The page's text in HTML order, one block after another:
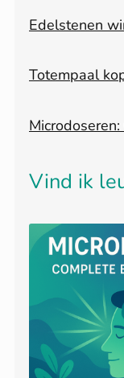
Edelstenen
Totempaal
Vind ik